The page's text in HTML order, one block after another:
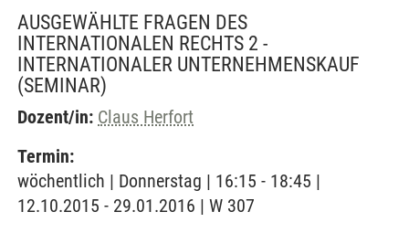
AUSGEWÄHLTE FRAGEN DES
INTERNATIONALEN RECHTS 2 -
INTERNATIONALER UNTERNEHMENSKAUF
(SEMINAR)
Dozent/in: Claus Herfort
Termin:
wöchentlich | Donnerstag | 16:15 - 18:45 |
12.10.2015 - 29.01.2016 | W 307